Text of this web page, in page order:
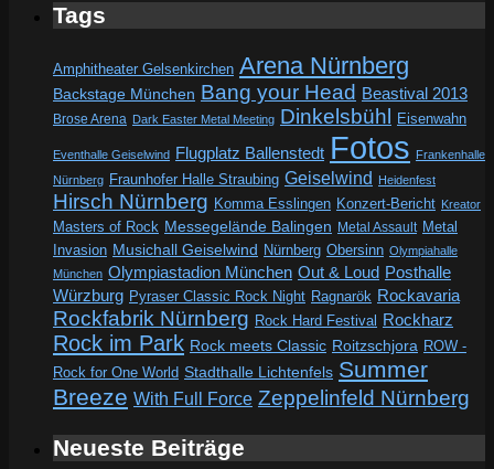
Tags
Amphitheater Gelsenkirchen Arena Nürnberg
Backstage München Bang your Head Beastival 2013
Brose Arena Dark Easter Metal Meeting Dinkelsbühl Eisenwahn
Eventhalle Geiselwind Flugplatz Ballenstedt Fotos Frankenhalle
Nürnberg Fraunhofer Halle Straubing Geiselwind Heidenfest
Hirsch Nürnberg Komma Esslingen Konzert-Bericht Kreator
Masters of Rock Messegelände Balingen Metal Assault Metal
Invasion Musichall Geiselwind Nürnberg Obersinn Olympiahalle
München Olympiastadion München Out & Loud Posthalle
Würzburg Pyraser Classic Rock Night Ragnarök Rockavaria
Rockfabrik Nürnberg Rock Hard Festival Rockharz
Rock im Park Rock meets Classic Roitzschjora ROW -
Rock for One World Stadthalle Lichtenfels Summer
Breeze With Full Force Zeppelinfeld Nürnberg
Neueste Beiträge